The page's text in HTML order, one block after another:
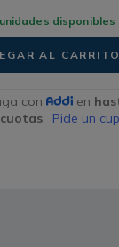
unidades disponibles
AL CARRITO